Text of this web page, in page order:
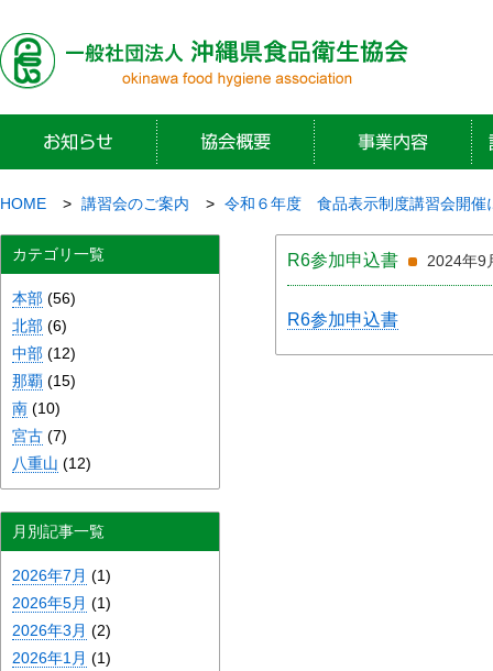
HOME 講習会のご案内 令和６年度 食品表示制度講習会開催
カテゴリ一覧
本部 (56)
北部 (6)
中部 (12)
那覇 (15)
南 (10)
宮古 (7)
八重山 (12)
月別記事一覧
2026年7月 (1)
2026年5月 (1)
2026年3月 (2)
2026年1月 (1)
R6参加申込書 2024年9
R6参加申込書